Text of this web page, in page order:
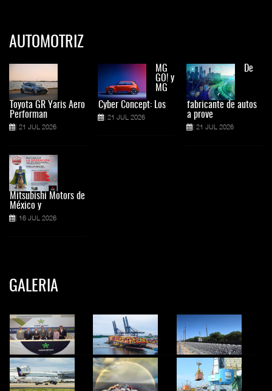
AUTOMOTRIZ
Toyota GR Yaris Aero
Performan
21 JUL 2026
Mitsubishi Motors de
México y
16 JUL 2026
MG
GO! y
MG
Cyber Concept: Los
21 JUL 2026
De
fabricante de autos
a prove
21 JUL 2026
GALERIA